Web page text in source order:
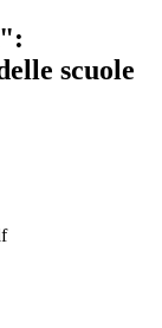
scuole